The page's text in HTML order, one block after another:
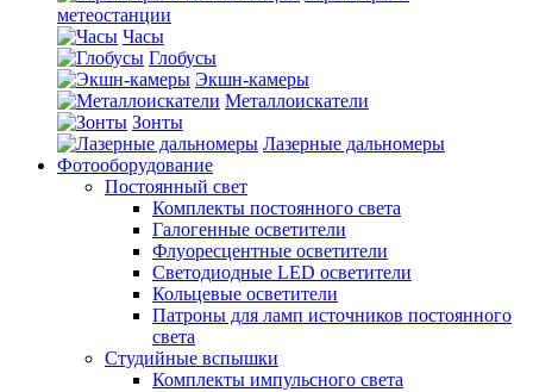
метеостанции
Часы
Глобусы
Экшн-камеры
Металлоискатели
Зонты
Лазерные дальномеры
Фотооборудование
Постоянный свет
Комплекты постоянного света
Галогенные осветители
Флуоресцентные осветители
Светодиодные LED осветители
Кольцевые осветители
Патроны для ламп источников постоянного
света
Студийные вспышки
Комплекты импульсного света